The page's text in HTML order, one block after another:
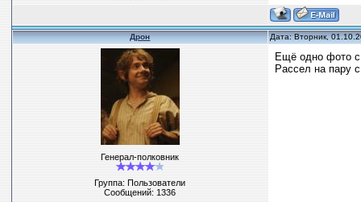
Дрон Дата: Вторник,
Генерал-полковник
Группа: Пользователи
Сообщений:1336
Ещё одно фото с
Рассел на пару